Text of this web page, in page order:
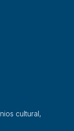
cultural,